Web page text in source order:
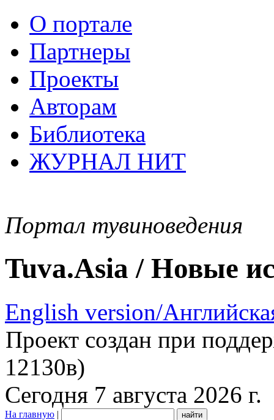
О портале
Партнеры
Проекты
Авторам
Библиотека
ЖУРНАЛ НИТ
Портал тувиноведения
Tuva.Asia / Новые
English version/
Проект создан при
12130в)
Сегодня 7 августа 2026 г.
На главную |